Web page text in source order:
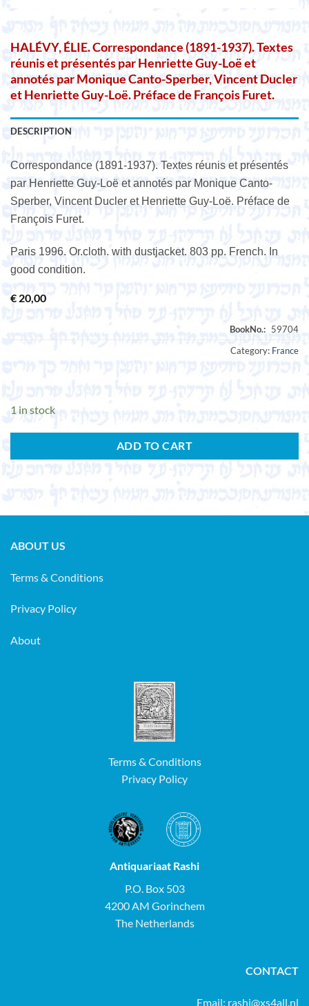
HALÉVY, ÉLIE. Correspondance (1891-1937). Textes
réunis et présentés par Henriette Guy-Loë et
annotés par Monique Canto-Sperber, Vincent Ducler
et Henriette Guy-Loë. Préface de François Furet.
DESCRIPTION
Correspondance (1891-1937). Textes réunis et présentés
par Henriette Guy-Loë et annotés par Monique Canto-
Sperber, Vincent Ducler et Henriette Guy-Loë. Préface de
François Furet.
Paris 1996. Or.cloth. with dustjacket. 803 pp. French. In
good condition.
€ 20,00
Category: France
1 in stock
ADD TO CART
ABOUT US
Terms & Conditions
Privacy Policy
About
Terms & Conditions
Privacy Policy
Antiquariaat Rashi
P.O. Box 503
4200 AM Gorinchem
The Netherlands
CONTACT
Email: rashi@xs4all.nl